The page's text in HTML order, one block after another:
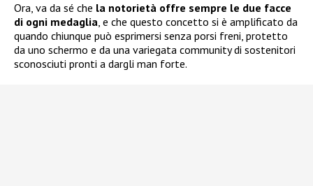
Ora, va da sé che la notorietà offre sempre le due facce
di ogni medaglia, e che questo concetto si è amplificato da
quando chiunque può esprimersi senza porsi freni, protetto
da uno schermo e da una variegata community di sostenitori
sconosciuti pronti a dargli man forte.